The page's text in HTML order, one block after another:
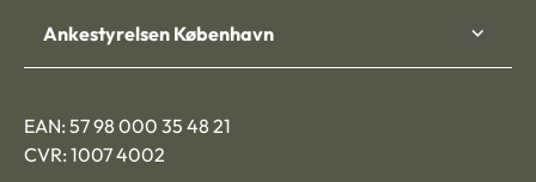
Ankestyrelsen København
EAN: 57 98 000 35 48 21
CVR: 1007 4002